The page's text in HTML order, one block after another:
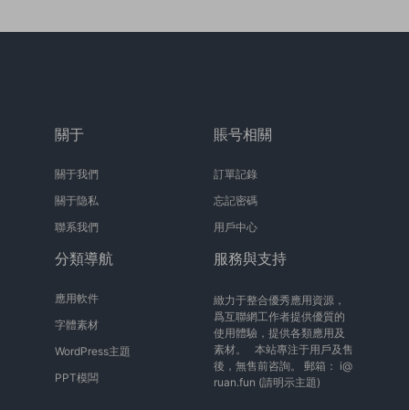
關于
關于我們
關于隐私
聯系我們
賬号相關
訂單記錄
忘記密碼
用戶中心
分類導航
應用軟件
字體素材
WordPress主題
PPT模闆
服務與支持
緻力于整合優秀應用資源，
爲互聯網工作者提供優質的
使用體驗，提供各類應用及
素材。 本站專注于用戶及售
後，無售前咨詢。 郵箱： i@
ruan.fun (請明示主題)